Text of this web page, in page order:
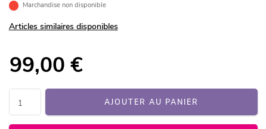
Marchandise non disponible
Articles similaires disponibles
99,00 €
AJOUTER AU PANIER